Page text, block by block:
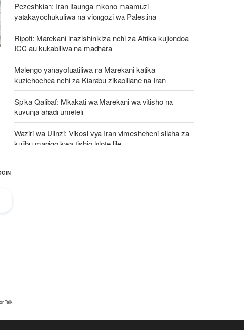
Pezeshkian: Iran itaunga mkono maamuzi
yatakayochukuliwa na viongozi wa Palestina
Ripoti: Marekani inazishinikiza nchi za Afrika kujiondoa
ICC au kukabiliwa na madhara
Malengo yanayofuatiliwa na Marekani katika
kuzichochea nchi za Kiarabu zikabiliane na Iran
Spika Qalibaf: Mkakati wa Marekani wa vitisho na
kuvunja ahadi umefeli
Waziri wa Ulinzi: Vikosi vya Iran vimesheheni silaha za
kujibu mapigo kwa tishio lolote lile